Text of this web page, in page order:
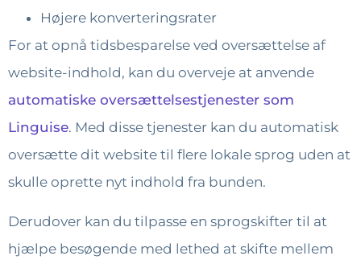
Højere konverteringsrater
For at opnå tidsbesparelse ved oversættelse af
website-indhold, kan du overveje at anvende
automatiske oversættelsestjenester som
Linguise. Med disse tjenester kan du automatisk
oversætte dit website til flere lokale sprog uden at
skulle oprette nyt indhold fra bunden.
Derudover kan du tilpasse en sprogskifter til at
hjælpe besøgende med lethed at skifte mellem